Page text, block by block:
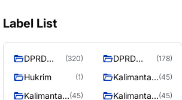
Label List
DPRD
Raya
(320)
DPRD
RAYA
(178)
Hukrim (1)
Kalimantan (45)
Kalimantan (45)
Kalimantan (45)